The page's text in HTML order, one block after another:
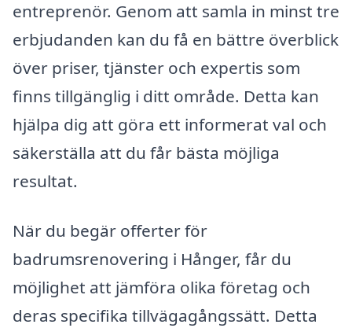
entreprenör. Genom att samla in minst tre
erbjudanden kan du få en bättre överblick
över priser, tjänster och expertis som
finns tillgänglig i ditt område. Detta kan
hjälpa dig att göra ett informerat val och
säkerställa att du får bästa möjliga
resultat.
När du begär offerter för
badrumsrenovering i Hånger, får du
möjlighet att jämföra olika företag och
deras specifika tillvägagångssätt. Detta